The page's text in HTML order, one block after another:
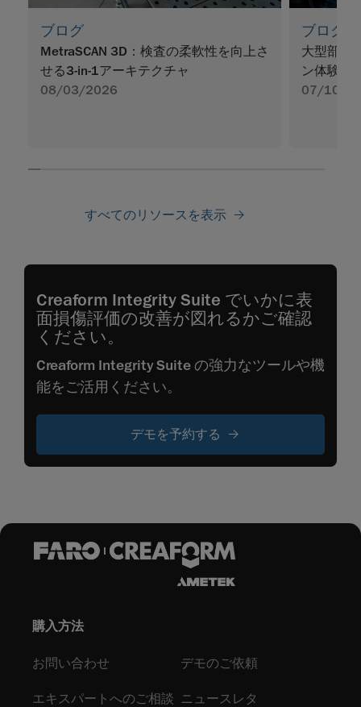
ブログ
MetraSCAN 3D：検査の柔軟性を向上さ
せる3-in-1アーキテクチャ
08/03/2026
ブログ
大型部品
ン体験
07/10/
すべてのリソースを表示
Creaform Integrity Suite でいかに表
面損傷評価の改善が図れるかご確認
ください。
Creaform Integrity Suite の強力なツールや機
能をご活用ください。
デモを予約する
購入方法
お問い合わせ デモのご依頼
エキスパートへのご相談 ニュースレタ